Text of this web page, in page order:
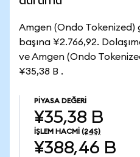
Amgen (Ondo Tokenized)
başına ¥2.766,92.
ve Amgen (Ondo
¥35,38 B .
PIYASA DEĞERI
¥35,38 B
İŞLEM HACMI (24S)
¥388,46 B